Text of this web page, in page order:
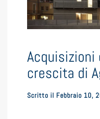
crescita di
Scritto il Febbraio 10,